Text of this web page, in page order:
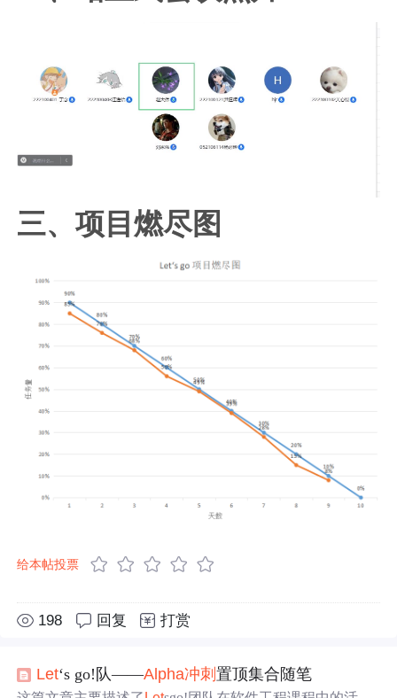
三、项目燃尽图
给本帖投票
198 回复 打赏
Let‘s go!队——Alpha冲刺置顶集合随笔